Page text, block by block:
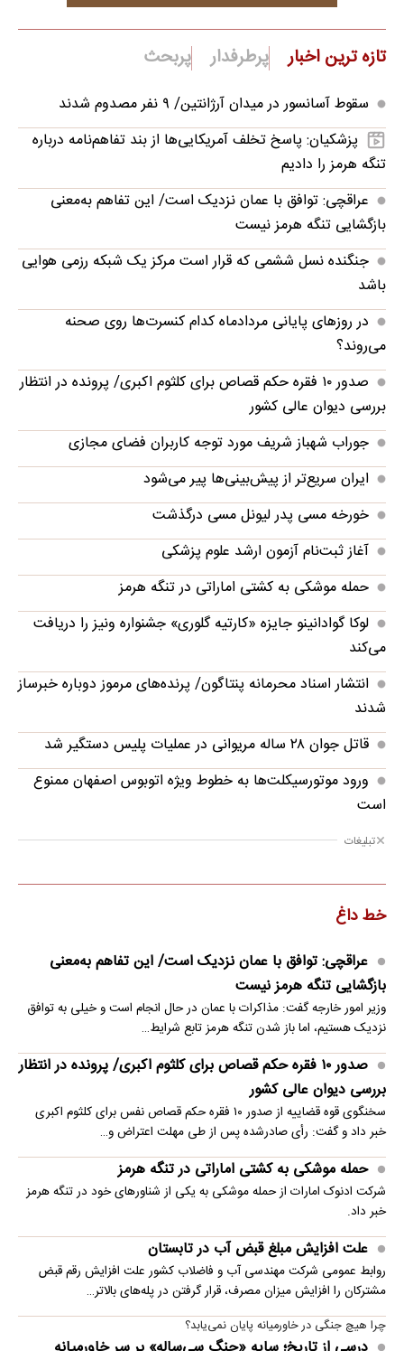
تازه ترین اخبار پرطرفدار پربحث
سقوط آسانسور در میدان آرژانتین/ ۹ نفر مصدوم شدند
پزشکیان: پاسخ تخلف آمریکایی‌ها از بند تفاهم‌نامه درباره
تنگه هرمز را دادیم
عراقچی: توافق با عمان نزدیک است/ این تفاهم به‌معنی
بازگشایی تنگه هرمز نیست
جنگنده نسل ششمی که قرار است مرکز یک شبکه رزمی هوایی
باشد
در روزهای پایانی مردادماه کدام کنسرت‌ها روی صحنه
می‌روند؟
صدور ۱۰ فقره حکم قصاص برای کلثوم اکبری/ پرونده در انتظار
بررسی دیوان عالی کشور
جوراب‌ شهباز شریف مورد توجه کاربران فضای مجازی
ایران سریع‌تر از پیش‌بینی‌ها پیر می‌شود
خورخه مسی پدر لیونل مسی درگذشت
آغاز ثبت‌نام آزمون ارشد علوم پزشکی
حمله موشکی به کشتی اماراتی در تنگه هرمز
لوکا گوادانینو جایزه «کارتیه گلوری» جشنواره ونیز را دریافت
می‌کند
انتشار اسناد محرمانه پنتاگون/ پرنده‌های مرموز دوباره خبرساز
شدند
قاتل جوان ۲۸ ساله مریوانی در عملیات پلیس دستگیر شد
ورود موتورسیکلت‌ها به خطوط ویژه اتوبوس اصفهان ممنوع
است
تبلیغات
خط داغ
عراقچی: توافق با عمان نزدیک است/ این تفاهم به‌معنی
بازگشایی تنگه هرمز نیست
وزیر امور خارجه گفت: مذاکرات با عمان در حال انجام است و خیلی به توافق
نزدیک هستیم، اما باز شدن تنگه هرمز تابع شرایط…
صدور ۱۰ فقره حکم قصاص برای کلثوم اکبری/ پرونده در انتظار
بررسی دیوان عالی کشور
سخنگوی قوه قضاییه از صدور ۱۰ فقره حکم قصاص نفس برای کلثوم اکبری
خبر داد و گفت: رأی صادرشده پس از طی مهلت اعتراض و…
حمله موشکی به کشتی اماراتی در تنگه هرمز
شرکت ادنوک امارات از حمله موشکی به یکی از شناورهای خود در تنگه هرمز
خبر داد.
علت افزایش مبلغ قبض آب در تابستان
روابط عمومی شرکت مهندسی آب و فاضلاب کشور علت افزایش رقم قبض
مشترکان را افزایش میزان مصرف، قرار گرفتن در پله‌های بالاتر…
چرا هیچ جنگی در خاورمیانه پایان نمی‌یابد؟